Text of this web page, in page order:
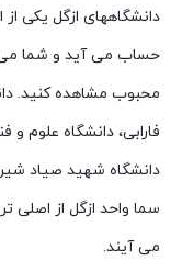
دانشگاههای ازگل یکی
محبوب مشاهده کنید.
فارابی، دانشگاه علوم و
دانشگاه شهید صیاد
سما واحد ازگل از اصلی
می آیند.